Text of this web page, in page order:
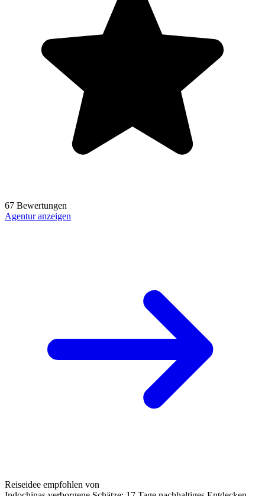
67 Bewertungen
Agentur anzeigen
Reiseidee empfohlen von